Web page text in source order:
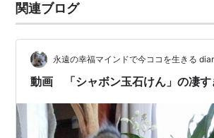
関連ブログ
永遠の幸福マインドで今ココを生きる
動画 「シャボン玉石けん」の凄す